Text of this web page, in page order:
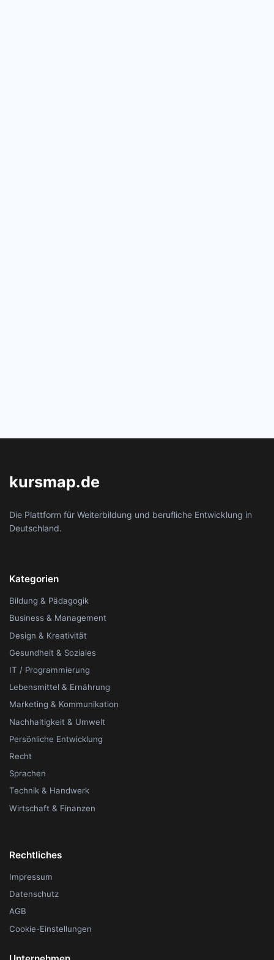
kursmap.de
Die Plattform für Weiterbildung und berufliche Entwicklung in
Deutschland.
Kategorien
Bildung & Pädagogik
Business & Management
Design & Kreativität
Gesundheit & Soziales
IT / Programmierung
Lebensmittel & Ernährung
Marketing & Kommunikation
Nachhaltigkeit & Umwelt
Persönliche Entwicklung
Recht
Sprachen
Technik & Handwerk
Wirtschaft & Finanzen
Rechtliches
Impressum
Datenschutz
AGB
Cookie-Einstellungen